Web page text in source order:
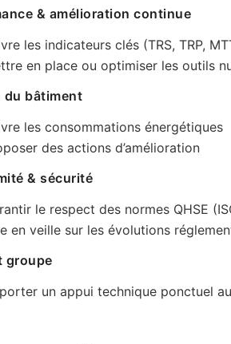
& amélioration continue
les indicateurs clés (TRS, TRP,
en place ou optimiser les outils
du bâtiment
les consommations énergétiques
des actions d’amélioration
& sécurité
le respect des normes QHSE
en veille sur les évolutions
groupe
un appui technique ponctuel